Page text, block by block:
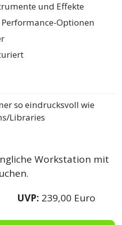
und Effekte
Optionen
so eindrucksvoll wie
Libraries
Workstation mit
UVP: 239,00 Euro